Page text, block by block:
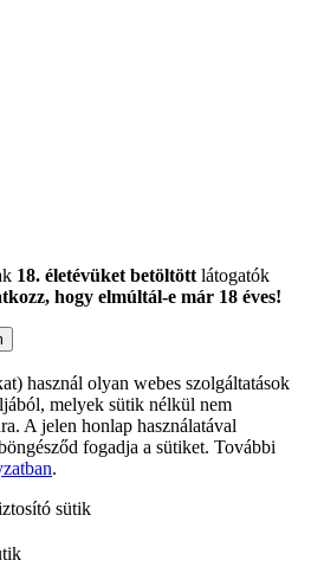
18. életévüket betöltött látogatók
hogy elmúltál-e már 18 éves!
használ olyan webes szolgáltatások
melyek sütik nélkül nem
A jelen honlap használatával
fogadja a sütiket. További
.
sütik